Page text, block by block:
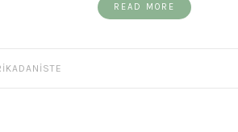
READ MORE